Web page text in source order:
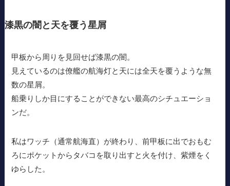
漆黒の闇と天を覆う星屑
甲板から周りを見回せば漆黒の闇。
見えているのは僚艦の航海灯と天には全天を覆うような無
数の星屑。
船乗りしか目にすることができない最高のシチュエーショ
ンだ。
私はワッチ（通常航海直）が終わり、前甲板に出でおもむ
ろにポケットからタバコを取り出すと火を付け、紫煙をく
ゆらした。